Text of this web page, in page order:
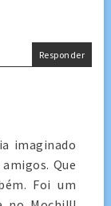
Responder
imaginado
Que
Foi um